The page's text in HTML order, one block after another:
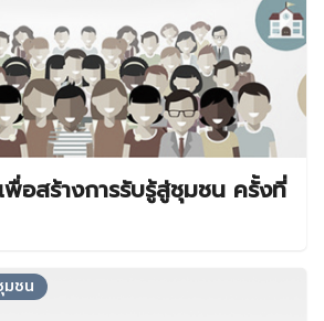
พื่อสร้างการรับรู้สู่ชุมชน ครั้งที่
มชน